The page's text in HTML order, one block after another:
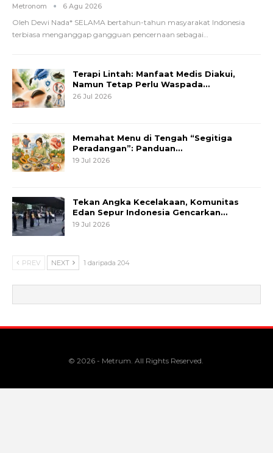
Metronom 6 Agu 2026
Oleh Dewi Nada* SELAMA bertahun-tahun masyarakat Indonesia
terbiasa menganggap gangguan pencernaan sebagai
Terapi Lintah: Manfaat Medis Diakui,
Namun Tetap Perlu Waspada…
26 Jul 2026
Memahat Menu di Tengah “Segitiga
Peradangan”: Panduan…
19 Jul 2026
Tekan Angka Kecelakaan, Komunitas
Edan Sepur Indonesia Gencarkan…
19 Jul 2026
PREV NEXT 1 daripada 204
© 2026 - Metrum. All Rights Reserved.